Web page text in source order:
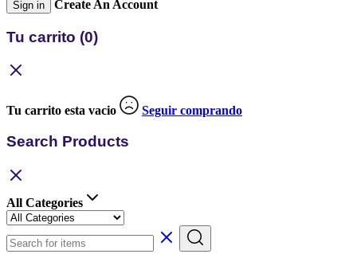
Sign in Create An Account
Tu carrito (0)
Tu carrito esta vacio Seguir comprando
Search Products
All Categories